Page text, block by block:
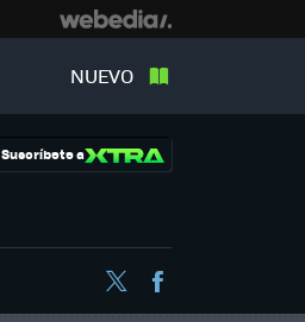
NUEVO
Suscríbete a
Twitter